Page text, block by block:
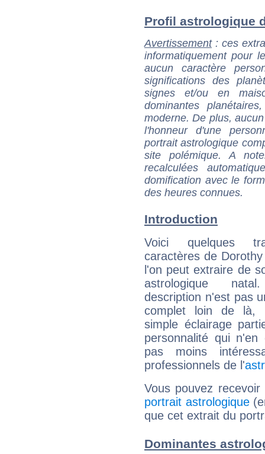
Profil astrologique
Avertissement: ces
informatiquement pour
aucun caractère
significations des
signes et/ou en
dominantes
moderne. De plus,
l'honneur d'une
portrait astrologique
site polémique. A
recalculées
domification avec le
des heures connues.
Introduction
Voici quelques
caractères de
l'on peut extraire de
astrologique
description n'est pas
complet loin de là,
simple éclairage
personnalité qui n'en
pas moins
professionnels de l'
Vous pouvez
portrait astrologique
que cet extrait du
Dominantes